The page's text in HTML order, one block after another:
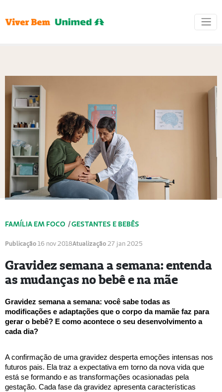
FAMÍLIA EM FOCO /GESTANTES E BEBÊS
Publicação16 nov 2018Atualização27 jan 2025
Gravidez semana a semana: entenda
as mudanças no bebê e na mãe
Gravidez semana a semana: você sabe todas as
modificações e adaptações que o corpo da mamãe faz para
gerar o bebê? E como acontece o seu desenvolvimento a
cada dia?
A confirmação de uma gravidez desperta emoções intensas nos
futuros pais. Ela traz a expectativa em torno da nova vida que
está se formando e as transformações ocasionadas pela
gestação. Cada fase da gravidez apresenta características